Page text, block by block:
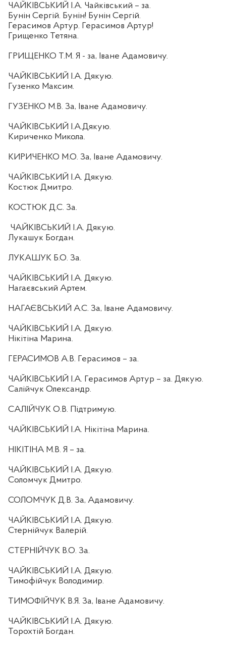
ЧАЙКІВСЬКИЙ І.А. Чайківський – за.
Бунін Сергій. Бунін! Бунін Сергій.
Герасимов Артур. Герасимов Артур!
Грищенко Тетяна.
ГРИЩЕНКО Т.М. Я - за, Іване Адамовичу.
ЧАЙКІВСЬКИЙ І.А. Дякую.
Гузенко Максим.
ГУЗЕНКО М.В. За, Іване Адамовичу.
ЧАЙКІВСЬКИЙ І.А.Дякую.
Кириченко Микола.
КИРИЧЕНКО М.О. За, Іване Адамовичу.
ЧАЙКІВСЬКИЙ І.А. Дякую.
Костюк Дмитро.
КОСТЮК Д.С. За.
ЧАЙКІВСЬКИЙ І.А. Дякую.
Лукашук Богдан.
ЛУКАШУК Б.О. За.
ЧАЙКІВСЬКИЙ І.А. Дякую.
Нагаєвський Артем.
НАГАЄВСЬКИЙ А.С. За, Іване Адамовичу.
ЧАЙКІВСЬКИЙ І.А. Дякую.
Нікітіна Марина.
ГЕРАСИМОВ А.В. Герасимов – за.
ЧАЙКІВСЬКИЙ І.А. Герасимов Артур – за. Дякую.
Салійчук Олександр.
САЛІЙЧУК О.В. Підтримую.
ЧАЙКІВСЬКИЙ І.А. Нікітіна Марина.
НІКІТІНА М.В. Я – за.
ЧАЙКІВСЬКИЙ І.А. Дякую.
Соломчук Дмитро.
СОЛОМЧУК Д.В. За, Адамовичу.
ЧАЙКІВСЬКИЙ І.А. Дякую.
Стернійчук Валерій.
СТЕРНІЙЧУК В.О. За.
ЧАЙКІВСЬКИЙ І.А. Дякую.
Тимофійчук Володимир.
ТИМОФІЙЧУК В.Я. За, Іване Адамовичу.
ЧАЙКІВСЬКИЙ І.А. Дякую.
Торохтій Богдан.